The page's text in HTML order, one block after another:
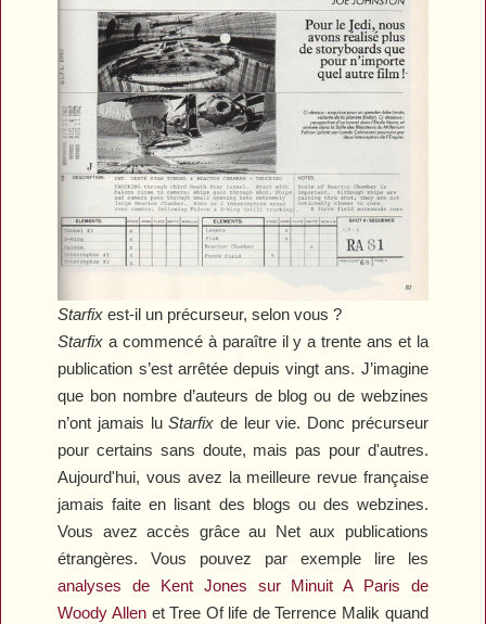
Starfix est-il un précurseur, selon vous ?
Starfix a commencé à paraître il y a trente ans et la
publication s’est arrêtée depuis vingt ans. J’imagine
que bon nombre d’auteurs de blog ou de webzines
n’ont jamais luStarfix de leur vie. Donc précurseur
pour certains sans doute, mais pas pour d'autres.
Aujourd'hui, vous avez la meilleure revue française
jamais faite en lisant des blogs ou des webzines.
Vous avez accès grâce au Net aux publications
étrangères. Vous pouvez par exemple lire les
analyses de Kent Jones sur Minuit A Paris de
Woody AllenetTree Of life de Terrence Malik quand